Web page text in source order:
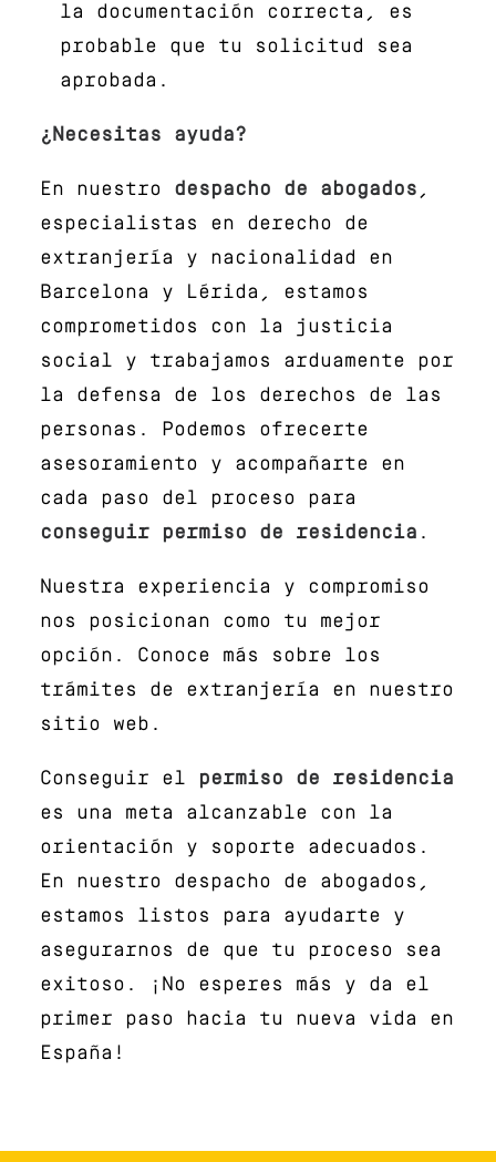
la documentación correcta, es
probable que tu solicitud sea
aprobada.
¿Necesitas ayuda?
En nuestro despacho de abogados ,
especialistas en derecho de
extranjería y nacionalidad en
Barcelona y Lérida, estamos
comprometidos con la justicia
social y trabajamos arduamente por
la defensa de los derechos de las
personas. Podemos ofrecerte
asesoramiento y acompañarte en
cada paso del proceso para
conseguir permiso de residencia .
Nuestra experiencia y compromiso
nos posicionan como tu mejor
opción. Conoce más sobre los
trámites de extranjería en nuestro
sitio web.
Conseguir el
permiso de residencia
es una meta alcanzable con la
orientación y soporte adecuados.
En nuestro despacho de abogados,
estamos listos para ayudarte y
asegurarnos de que tu proceso sea
exitoso. ¡No esperes más y da el
primer paso hacia tu nueva vida en
España!